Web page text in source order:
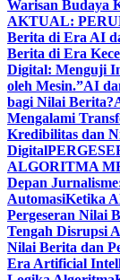
Warisan Budaya
AKTUAL:
Berita di Era AI
Berita di Era
Digital: Menguji
oleh Mesin.”AI
bagi Nilai Berita?
Mengalami
Kredibilitas dan
Digital
ALGORITMA
Depan
AutomasiKetika
Pergeseran Nilai
Tengah Disrupsi
Nilai Berita dan
Era Artificial